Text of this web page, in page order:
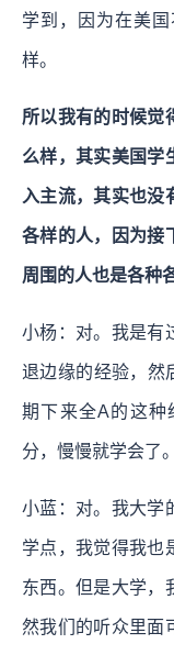
学到，因为在美
样。
所以我有的时候觉
么样，其实美国学
入主流，其实也没
各样的人，因为接
周围的人也是各种
小杨：对。我是有
退边缘的经验，然
期下来全A的这种
分，慢慢就学会了。
小蓝：对。我大学
学点，我觉得我也
东西。但是大学，
然我们的听众里面